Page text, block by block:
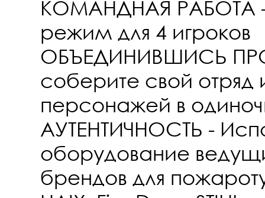
КОМАНДНАЯ РАБОТА -
режим для 4 игроков
ОБЪЕДИНИВШИСЬ
соберите свой отряд
персонажей в
АУТЕНТИЧНОСТЬ -
оборудование
брендов для